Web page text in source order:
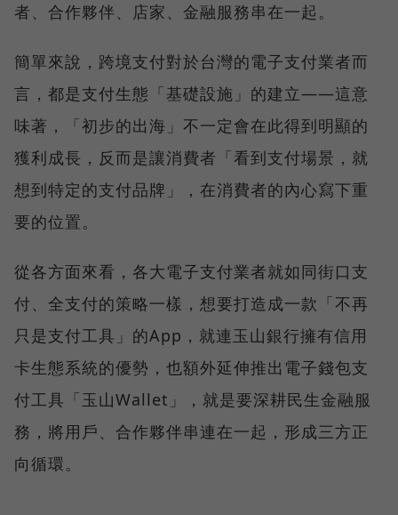
者、合作夥伴、店家、金融服務串在一起。
簡單來說，跨境支付對於台灣的電子支付業者而
言，都是支付生態「基礎設施」的建立——這意
味著，「初步的出海」不一定會在此得到明顯的
獲利成長，反而是讓消費者「看到支付場景，就
想到特定的支付品牌」，在消費者的內心寫下重
要的位置。
從各方面來看，各大電子支付業者就如同街口支
付、全支付的策略一樣，想要打造成一款「不再
只是支付工具」的App，就連玉山銀行擁有信用
卡生態系統的優勢，也額外延伸推出電子錢包支
付工具「玉山Wallet」，就是要深耕民生金融服
務，將用戶、合作夥伴串連在一起，形成三方正
向循環。